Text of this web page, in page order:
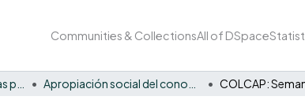
Communities & CollectionsAll of DSpace